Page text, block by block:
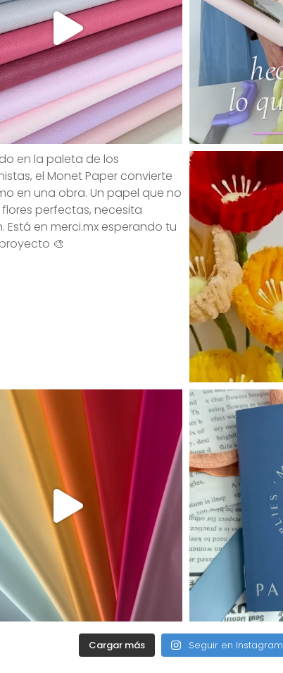
Cargar más Seguir en Instagram